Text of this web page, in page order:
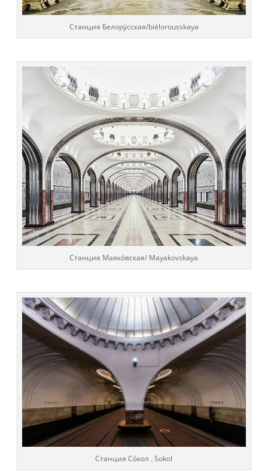
Cтанция Белору́сская/biélorousskaya
Cтанция Маяко́вская/ Mayakovskaya
Cтанция Со́кол . Sokol